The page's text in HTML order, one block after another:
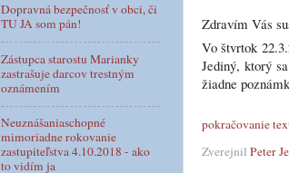
Zdravím Vás
Vo štvrtok
Jediný, ktorý
žiadne
pokračovanie
Zverejnil Peter
Dopravná bezpečnosť v obci, či
TU JA som pán!
Zástupca starostu Marianky
zastrašuje darcov trestným
oznámením
Neuznášaniaschopné
mimoriadne rokovanie
zastupiteľstva 4.10.2018 - ako
to vidím ja